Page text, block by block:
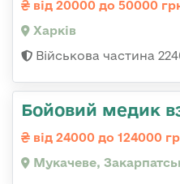
від 20000 до 50000
Харків
Військова частина
Бойовий медик
від 24000 до 124000
Мукачеве,